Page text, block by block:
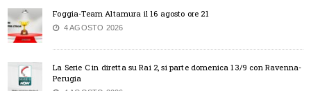
Foggia-Team Altamura il 16 agosto ore 21
4 AGOSTO 2026
La Serie C in diretta su Rai 2, si parte domenica 13/9 con Ravenna-
Perugia